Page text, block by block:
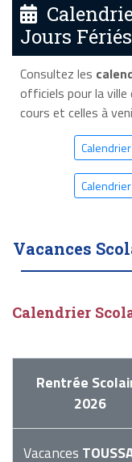
Jours Fériés
Consultez les
officiels pour la ville
cours et celles à
Vacances
Calendrier
Rentrée
2026
Vacances